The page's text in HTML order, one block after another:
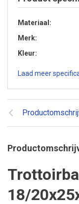
18/
Materiaal
Merk
Kleur
Laad meer